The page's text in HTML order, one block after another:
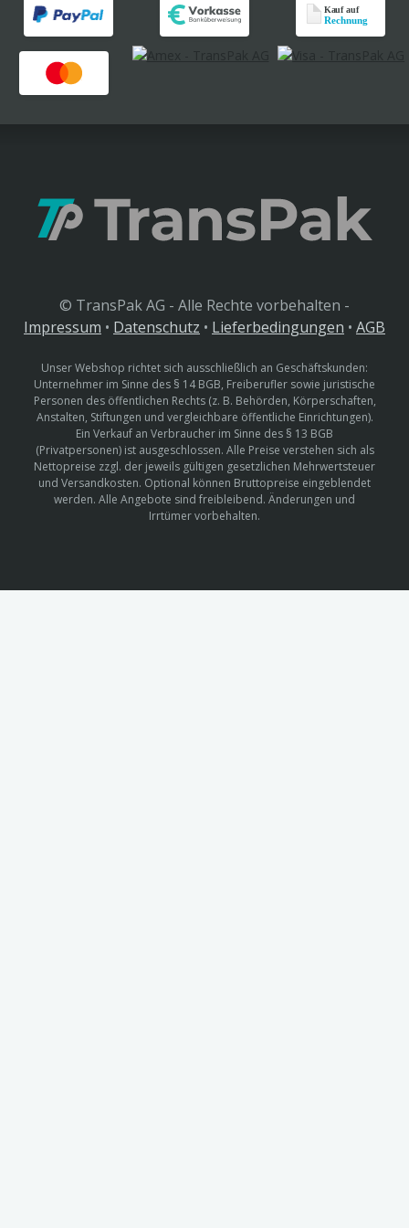
© TransPak AG - Alle Rechte vorbehalten -
Impressum • Datenschutz • Lieferbedingungen • AGB
Unser Webshop richtet sich ausschließlich an Geschäftskunden:
Unternehmer im Sinne des § 14 BGB, Freiberufler sowie juristische
Personen des öffentlichen Rechts (z. B. Behörden, Körperschaften,
Anstalten, Stiftungen und vergleichbare öffentliche Einrichtungen).
Ein Verkauf an Verbraucher im Sinne des § 13 BGB
(Privatpersonen) ist ausgeschlossen. Alle Preise verstehen sich als
Nettopreise zzgl. der jeweils gültigen gesetzlichen Mehrwertsteuer
und Versandkosten. Optional können Bruttopreise eingeblendet
werden. Alle Angebote sind freibleibend. Änderungen und
Irrtümer vorbehalten.